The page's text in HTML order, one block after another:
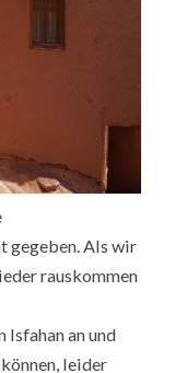
gegeben. Als wir
rauskommen
an und
leider